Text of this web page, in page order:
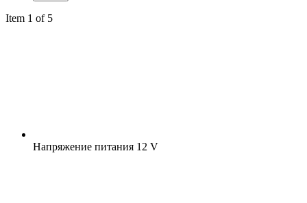
Item 1 of 5
Напряжение питания 12 V